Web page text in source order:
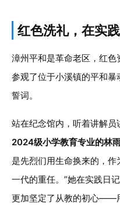
红色洗礼，在实
漳州平和是革命老区，红
参观了位于小溪镇的平和
誓词。
站在纪念馆内，听着讲解员
2024级小学教育专业的林
是先烈们用生命换来的，
一代的重任。”她在实践日
更加坚定了从教的初心——